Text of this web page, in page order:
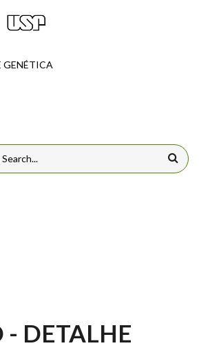
GENÉTICA
DE BUSCA
- DETALHE